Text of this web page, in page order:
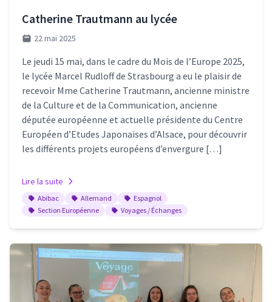
Catherine Trautmann au lycée
22 mai 2025
Le jeudi 15 mai, dans le cadre du Mois de l’Europe 2025,
le lycée Marcel Rudloff de Strasbourg a eu le plaisir de
recevoir Mme Catherine Trautmann, ancienne ministre
de la Culture et de la Communication, ancienne
députée européenne et actuelle présidente du Centre
Européen d’Etudes Japonaises d’Alsace, pour découvrir
les différents projets européens d’envergure […]
Lire la suite
Abibac Allemand
Espagnol
Section Européenne
Voyages / Échanges